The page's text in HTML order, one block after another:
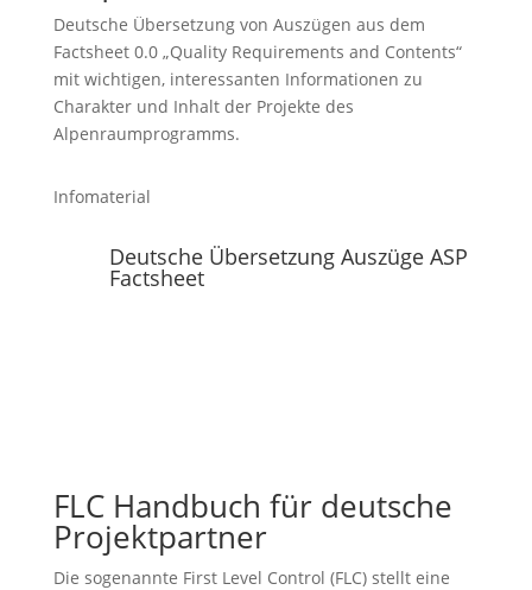
Deutsche Übersetzung von Auszügen aus dem
Factsheet 0.0 „Quality Requirements and Contents“
mit wichtigen, interessanten Informationen zu
Charakter und Inhalt der Projekte des
Alpenraumprogramms.
Infomaterial
Deutsche Übersetzung Auszüge ASP
Factsheet
FLC Handbuch für deutsche
Projektpartner
Die sogenannte First Level Control (FLC) stellt eine